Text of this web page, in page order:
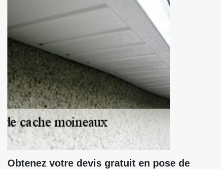
Obtenez votre devis gratuit en pose de